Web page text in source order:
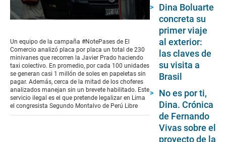
of
3
minutes,
29
seconds
Un equipo de la campaña #NotePases de El
Comercio analizó placa por placa un total de 230
minivanes que recorren la Javier Prado haciendo
taxi colectivo. En promedio, por cada 100 unidades
se generan casi 1 millón de soles en papeletas sin
pagar. Además, cerca de la mitad de los choferes
analizados manejan sin un brevete habilitado. Este
servicio ilegal es el que pretende legalizar en Lima
el congresista Segundo Montalvo de Perú Libre
Dina Boluarte
concreta su
primer viaje
al exterior:
las claves de
su visita a
Brasil
No es por ti,
Dina. Crónica
de Fernando
Vivas sobre el
proyecto de la